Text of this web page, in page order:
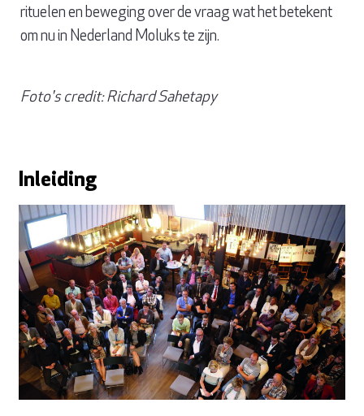
rituelen en beweging over de vraag wat het betekent
om nu in Nederland Moluks te zijn.
Foto's credit: Richard Sahetapy
Inleiding